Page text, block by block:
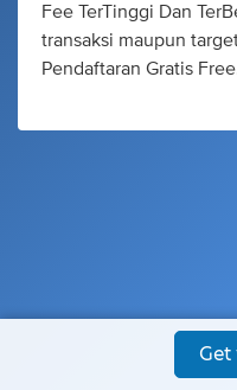
Fee TerTinggi Dan
transaksi maupun
Pendaftaran Gratis